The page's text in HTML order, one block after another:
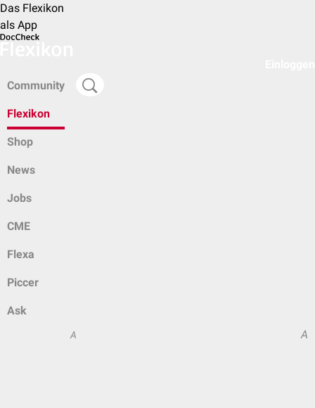
Das Flexikon
als App
Community
Flexikon
Shop
News
Jobs
CME
Flexa
Piccer
Ask
A A